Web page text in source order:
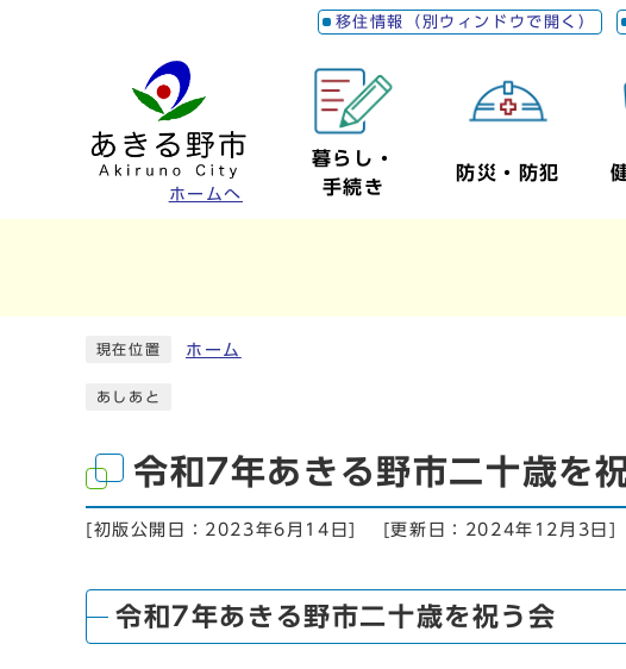
移住情報（別ウィンドウで開く）
ホームへ
暮らし・
手続き
防災・防犯
現在位置 ホーム
あしあと
令和7年あきる野市二十歳を
[初版公開日： 2023年6月14日] [更新日： 2024年12月3日 ]
令和7年あきる野市二十歳を祝う会